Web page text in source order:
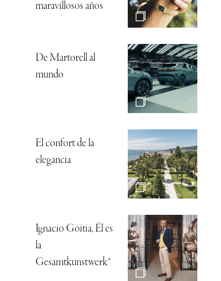
maravillosos años
De Martorell al
mundo
El confort de la
elegancia
Ignacio Goitia, Él es
la
Gesamtkunstwerk*